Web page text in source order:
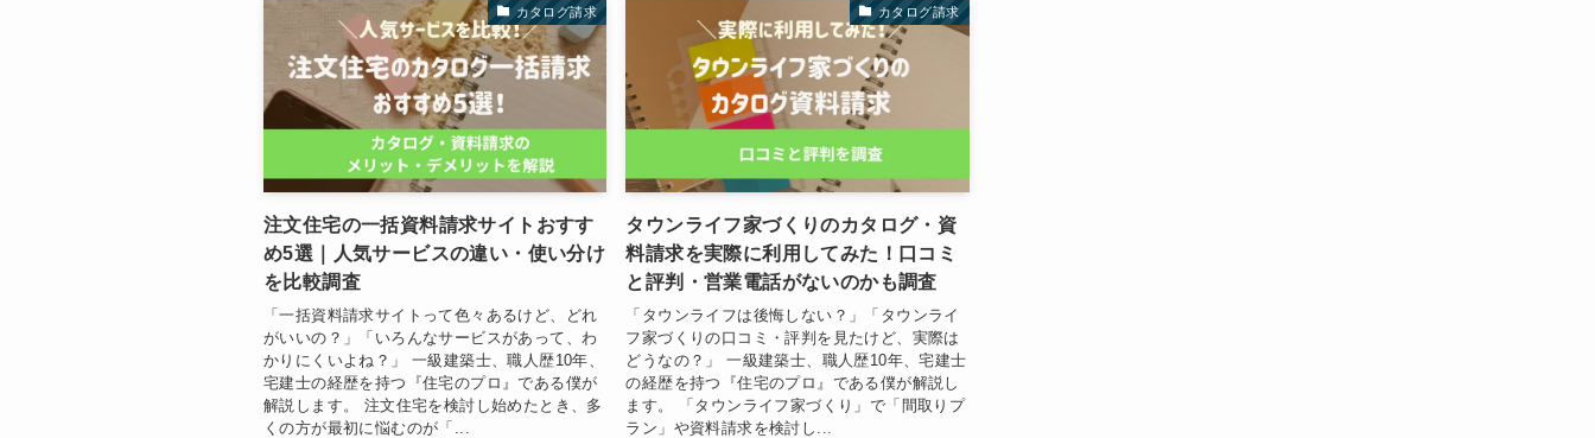
カタログ請求
注文住宅の一括資料請求サイトおすす
め5選｜人気サービスの違い・使い分け
を比較調査
「一括資料請求サイトって色々あるけど、どれ
がいいの？」「いろんなサービスがあって、わ
かりにくいよね？」 一級建築士、職人歴10年、
宅建士の経歴を持つ『住宅のプロ』である僕が
解説します。 注文住宅を検討し始めたとき、多
くの方が最初に悩むのが「...
カタログ請求
タウンライフ家づくりのカタログ・資
料請求を実際に利用してみた！口コミ
と評判・営業電話がないのかも調査
「タウンライフは後悔しない？」「タウンライ
フ家づくりの口コミ・評判を見たけど、実際は
どうなの？」 一級建築士、職人歴10年、宅建士
の経歴を持つ『住宅のプロ』である僕が解説し
ます。 「タウンライフ家づくり」で「間取りプ
ラン」や資料請求を検討し...